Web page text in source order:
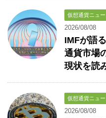
仮想通貨ニュー
2026/08/08
IMFが語
通貨市場
現状を読
仮想通貨ニュー
2026/08/08